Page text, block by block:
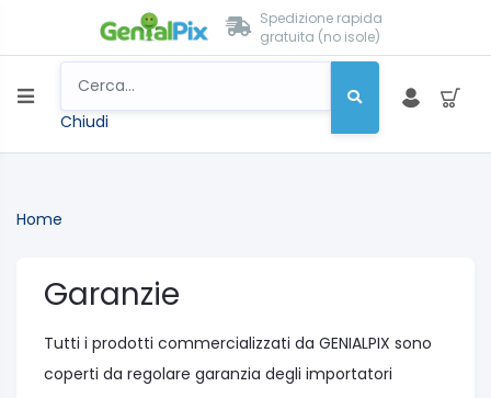
Spedizione rapida
gratuita (no isole)
Chiudi
Home
Garanzie
Tutti i prodotti commercializzati da GENIALPIX sono
coperti da regolare garanzia degli importatori